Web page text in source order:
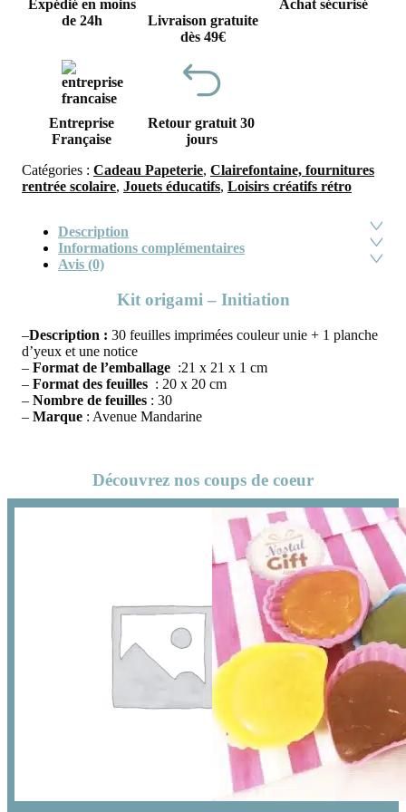
Expédié en moins
de 24h
Livraison gratuite
dès 49€
Achat sécurisé
Entreprise
Française
Retour gratuit 30
jours
Catégories : Cadeau Papeterie, Clairefontaine, fournitures
rentrée scolaire, Jouets éducatifs, Loisirs créatifs rétro
Description
Informations complémentaires
Avis (0)
Kit origami – Initiation
–Description : 30 feuilles imprimées couleur unie + 1 planche
d’yeux et une notice
– Format de l’emballage :21 x 21 x 1 cm
– Format des feuilles : 20 x 20 cm
– Nombre de feuilles : 30
– Marque : Avenue Mandarine
Découvrez nos coups de coeur